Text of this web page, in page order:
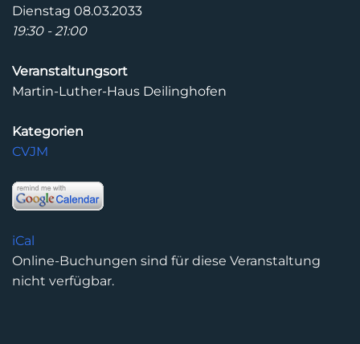
Dienstag 08.03.2033
19:30 - 21:00
Veranstaltungsort
Martin-Luther-Haus Deilinghofen
Kategorien
CVJM
iCal
Online-Buchungen sind für diese Veranstaltung
nicht verfügbar.